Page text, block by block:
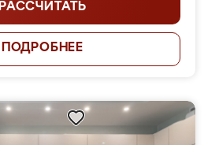
РАССЧИТАТЬ
ПОДРОБНЕЕ